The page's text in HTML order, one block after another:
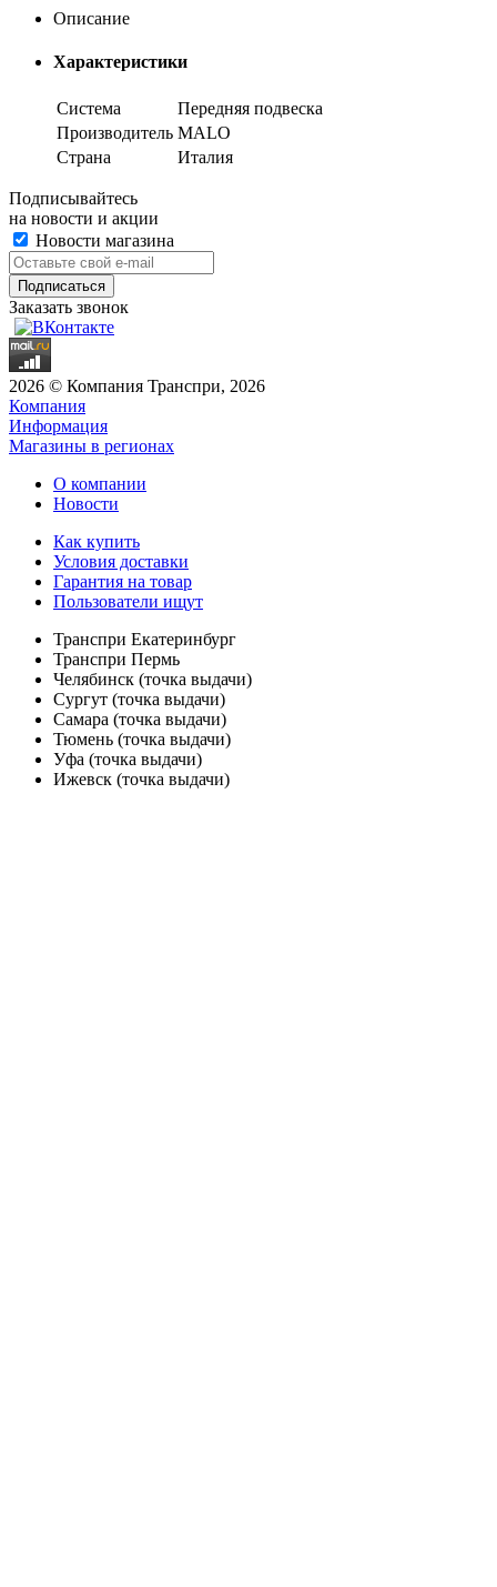
Описание
Характеристики
Система
Передняя подвеска
Производитель MALO
Страна
Италия
Подписывайтесь
на новости и акции
Новости магазина
Заказать звонок
2026 © Компания Транспри, 2026
Компания
Информация
Магазины в регионах
О компании
Новости
Как купить
Условия доставки
Гарантия на товар
Пользователи ищут
Транспри Екатеринбург
Транспри Пермь
Челябинск (точка выдачи)
Сургут (точка выдачи)
Самара (точка выдачи)
Тюмень (точка выдачи)
Уфа (точка выдачи)
Ижевск (точка выдачи)